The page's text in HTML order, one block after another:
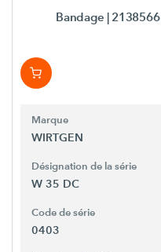
Bandage | 2138566
Marque
WIRTGEN
Désignation de la série
W 35 DC
Code de série
0403